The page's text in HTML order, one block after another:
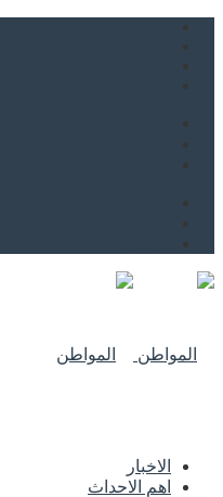
الاخبار
اهم الاحداث